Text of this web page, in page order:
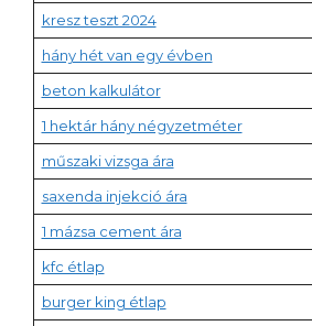
kresz teszt 2024
hány hét van egy évben
beton kalkulátor
1 hektár hány négyzetméter
műszaki vizsga ára
saxenda injekció ára
1 mázsa cement ára
kfc étlap
burger king étlap